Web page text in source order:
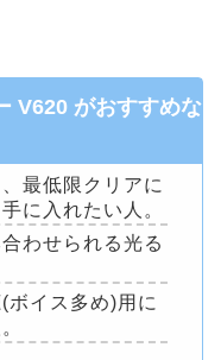
V620 がおすすめな
最低限クリアに
に入れたい人。
わせられる光る
ボイス多め)用に